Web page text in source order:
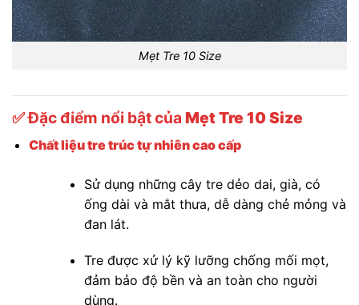
Mẹt Tre 10 Size
✅ Đặc điểm nổi bật của Mẹt Tre 10 Size
Chất liệu tre trúc tự nhiên cao cấp
Sử dụng những cây tre dẻo dai, già, có
ống dài và mắt thưa, dễ dàng chẻ mỏng và
đan lát.
Tre được xử lý kỹ lưỡng chống mối mọt,
đảm bảo độ bền và an toàn cho người
dùng.